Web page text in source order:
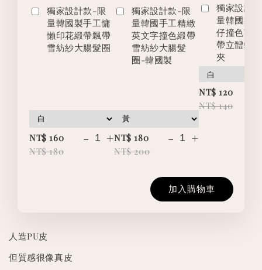
獨家設計款-限
量韓國製手工慵
懶印花緞帶飄帶
雪紡紗大腸髮圈
NT$ 160
NT$ 180
- +
獨家設計款-限
量韓國手工精緻
英文字撞色緞帶
雪紡紗大腸髮
圈-韓國製
NT$ 180
NT$ 200
- +
獨家設計
量韓國製
仔撞色英
帶立體蝴
夾
NT$ 120
NT$ 140
加入購物車
人造PU皮
但質感很像真皮